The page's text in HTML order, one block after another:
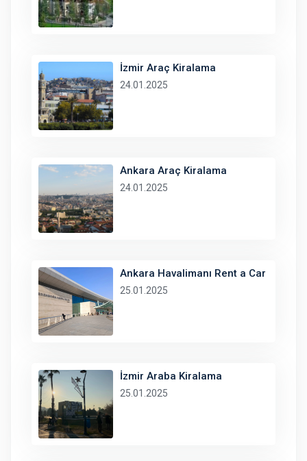
İzmir Araç Kiralama
24.01.2025
Ankara Araç Kiralama
24.01.2025
Ankara Havalimanı Rent a Car
25.01.2025
İzmir Araba Kiralama
25.01.2025